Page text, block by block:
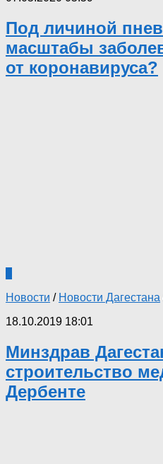
Под личиной
масштабы
от коронавируса?
Новости / Новости Дагестана
18.10.2019 18:01
Минздрав
строительство
Дербенте